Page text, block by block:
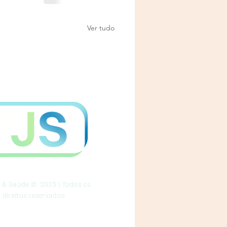
Ver tudo
Saúde © 2025 | Todos os
direitos reservados